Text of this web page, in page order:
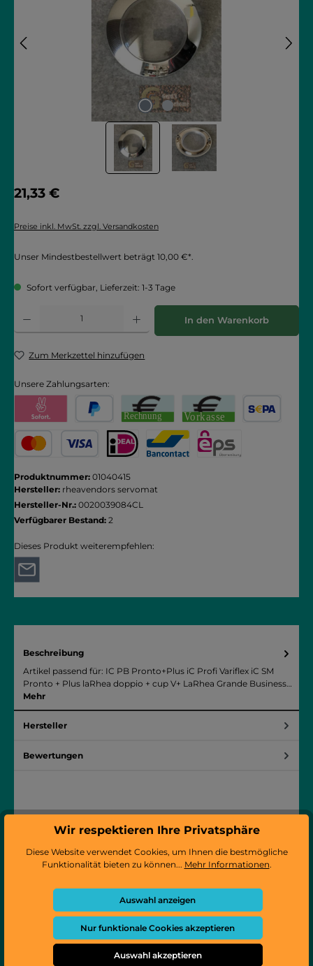
Regulärer Preis:
21,33 €
Preise inkl. MwSt. zzgl. Versandkosten
Unser Mindestbestellwert beträgt 10,00 €*.
Sofort verfügbar, Lieferzeit: 1-3 Tage
Produkt Anzahl: Gib den gewünschten Wert ein oder benutze die
In den Warenkorb
Zum Merkzettel hinzufügen
Unsere Zahlungsarten:
Rechnung Vorkasse
Produktnummer: 01040415
Hersteller: rheavendors servomat
Hersteller-Nr.: 0020039084CL
Verfügbarer Bestand: 2
Dieses Produkt weiterempfehlen:
Beschreibung
Artikel passend für: IC PB Pronto+Plus iC Profi Variflex iC SM
Pronto + Plus laRhea doppio + cup V+ LaRhea Grande Business…
Mehr
Hersteller
Bewertungen
Produktgalerie überspringen
Zubehör/ähnliche Artikel
Wir respektieren Ihre Privatsphäre
Diese Website verwendet Cookies, um Ihnen die bestmögliche
Funktionalität bieten zu können... Mehr Informationen.
Auswahl anzeigen
Nur funktionale Cookies akzeptieren
Auswahl akzeptieren